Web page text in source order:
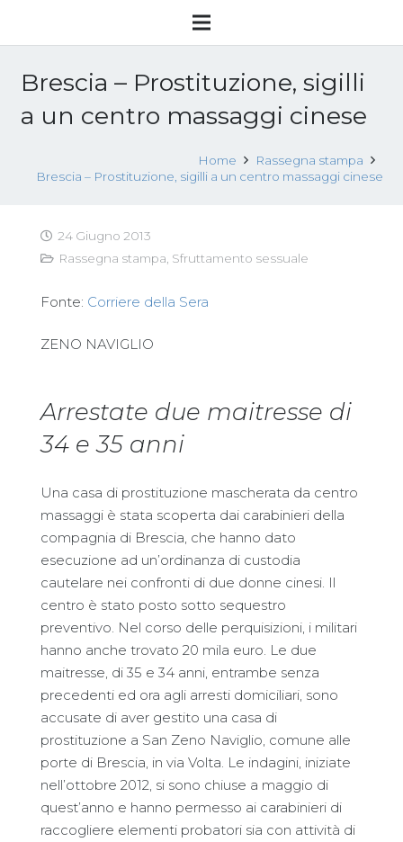
Brescia – Prostituzione, sigilli
a un centro massaggi cinese
Home
Rassegna stampa
Brescia – Prostituzione, sigilli a un centro massaggi cinese
24 Giugno 2013
Rassegna stampa Sfruttamento sessuale
Fonte: Corriere della Sera
ZENO NAVIGLIO
Arrestate due maitresse di
34 e 35 anni
Una casa di prostituzione mascherata da centro
massaggi è stata scoperta dai carabinieri della
compagnia di Brescia, che hanno dato
esecuzione ad un’ordinanza di custodia
cautelare nei confronti di due donne cinesi. Il
centro è stato posto sotto sequestro
preventivo. Nel corso delle perquisizioni, i militari
hanno anche trovato 20 mila euro. Le due
maitresse, di 35 e 34 anni, entrambe senza
precedenti ed ora agli arresti domiciliari, sono
accusate di aver gestito una casa di
prostituzione a San Zeno Naviglio, comune alle
porte di Brescia, in via Volta. Le indagini, iniziate
nell’ottobre 2012, si sono chiuse a maggio di
quest’anno e hanno permesso ai carabinieri di
raccogliere elementi probatori sia con attività di